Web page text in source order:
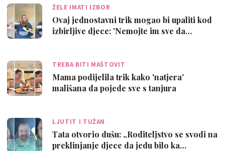
ŽELE IMATI IZBOR
Ovaj jednostavni trik mogao bi upaliti kod
izbirljive djece: 'Nemojte im sve da…
TREBA BITI MAŠTOVIT
Mama podijelila trik kako 'natjera'
mališana da pojede sve s tanjura
LJUTIT I TUŽAN
Tata otvorio dušu: „Roditeljstvo se svodi na
preklinjanje djece da jedu bilo ka…